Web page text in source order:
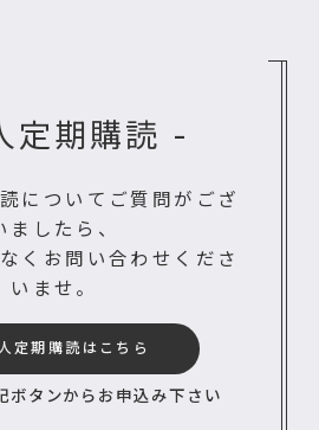
定期購読 -
についてご質問がござ
ましたら、
くお問い合わせくださ
いませ。
定期購読はこちら
ボタンからお申込み下さい